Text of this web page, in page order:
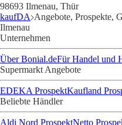
98693 Ilmenau, Thür
kaufDA Angebote, Prospekte,
Ilmenau
Unternehmen
Über Bonial.deFür Handel und
Supermarkt Angebote
EDEKA ProspektKaufland
Beliebte Händler
Aldi Nord ProspektNetto